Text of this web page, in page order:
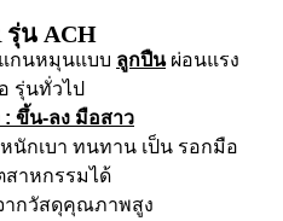
รุ่น ACH
กนหมุนแบบ ลูกปืนผ่อนแรง
รุ่นทั่วไป
: ขึ้น-ลง มือสาว
นักเบา ทนทาน เป็น รอกมือ
สาหกรรมได้
ากวัสดุคุณภาพสูง